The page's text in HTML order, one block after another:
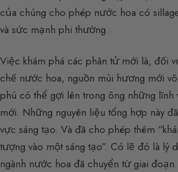
của chúng cho phép nước hoa có
và sức mạnh phi thường.
Việc khám phá các phân tử mới là, đối
chế nước hoa, nguồn mùi hương mới
phú có thể gợi lên trong ông những lĩnh
mới. Những nguyên liệu tổng hợp này
vực sáng tạo. Và đã cho phép thêm
tượng vào một sáng tạo”. Có lẽ đó là lý
ngành nước hoa đã chuyển từ giai